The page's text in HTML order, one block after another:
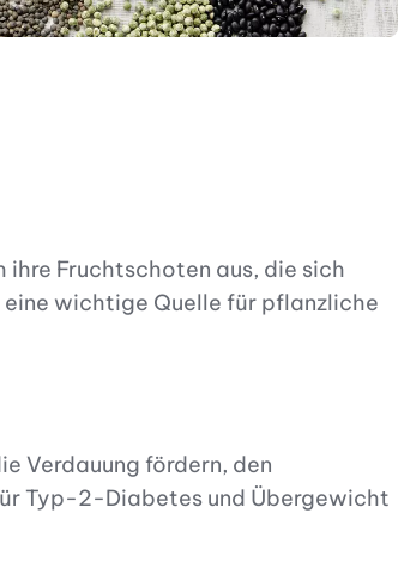
ihre Fruchtschoten aus, die sich
eine wichtige Quelle für pflanzliche
Verdauung fördern, den
Typ-2-Diabetes und Übergewicht